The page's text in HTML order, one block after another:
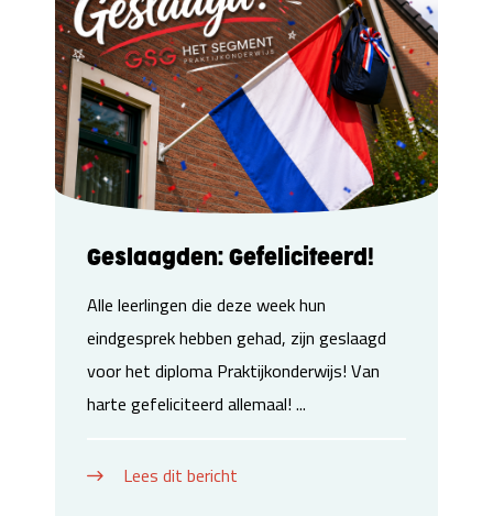
Geslaagden: Gefeliciteerd!
Alle leerlingen die deze week hun
eindgesprek hebben gehad, zijn geslaagd
voor het diploma Praktijkonderwijs! Van
harte gefeliciteerd allemaal! ...
Lees dit bericht